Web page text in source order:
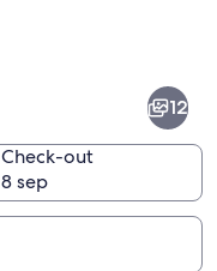
12
Check-out
8 sep